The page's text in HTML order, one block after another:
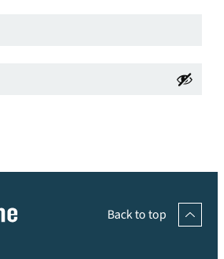
Back to top